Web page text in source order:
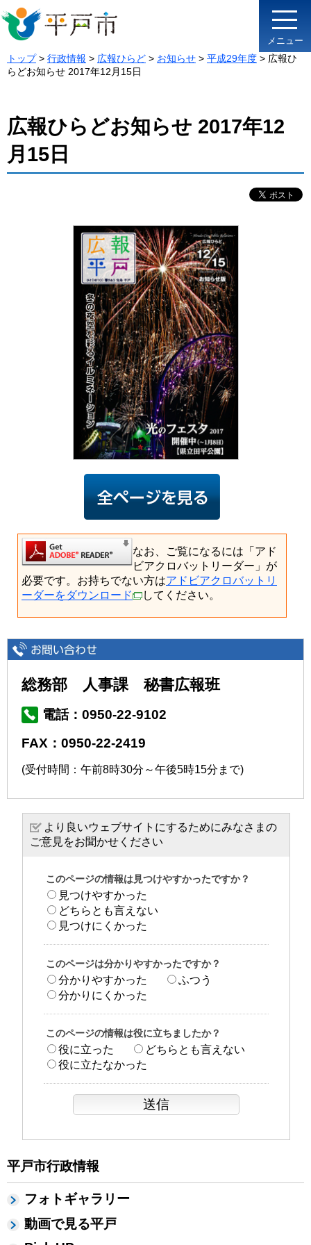
メニュー
トップ> 行政情報 > 広報ひらど > お知らせ > 平成29年度 > 広報ひ
らどお知らせ 2017年12月15日
平戸市行政情報
フォトギャラリー
動画で見る平戸
広報ひらどお知らせ 2017年12
月15日
なお、ご覧になるには「アド
ビアクロバットリーダー」が
必要です。お持ちでない方はアドビアクロバットリ
ーダーをダウンロード
してください。
総務部 人事課 秘書広報班
電話：0950-22-9102
FAX：0950-22-2419
(受付時間：午前8時30分～午後5時15分まで)
より良いウェブサイトにするためにみなさまの
ご意見をお聞かせください
このページの情報は見つけやすかったですか？
見つけやすかった
どちらとも言えない
見つけにくかった
このページは分かりやすかったですか？
分かりやすかった
ふつう
分かりにくかった
このページの情報は役に立ちましたか？
役に立った
どちらとも言えない
役に立たなかった